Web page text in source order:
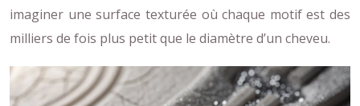
imaginer une surface texturée où chaque motif est des
milliers de fois plus petit que le diamètre d’un cheveu.